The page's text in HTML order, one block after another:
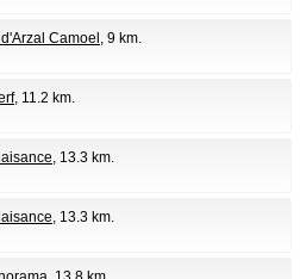
Camoel , 9 km.
, 11.2 km.
, 13.3 km.
, 13.3 km.